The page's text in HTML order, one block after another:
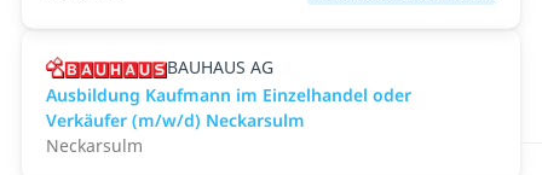
BAUHAUS AG
Ausbildung Kaufmann im Einzelhandel oder
Verkäufer (m/w/d) Neckarsulm
Neckarsulm